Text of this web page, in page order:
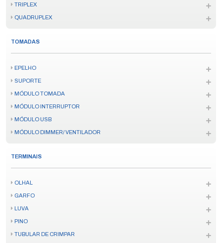
TRIPLEX
QUADRUPLEX
TOMADAS
EPELHO
SUPORTE
MÓDULO TOMADA
MÓDULO INTERRUPTOR
MÓDULO USB
MÓDULO DIMMER/ VENTILADOR
TERMINAIS
OLHAL
GARFO
LUVA
PINO
TUBULAR DE CRIMPAR